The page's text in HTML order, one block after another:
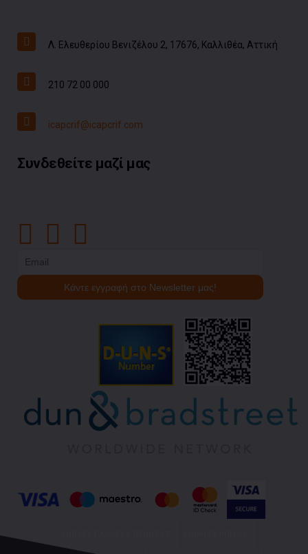
Λ. Ελευθερίου Βενιζέλου 2, 17676, Καλλιθέα, Αττική
210 72 00 000
icapcrif@icapcrif.com
Συνδεθείτε μαζί μας